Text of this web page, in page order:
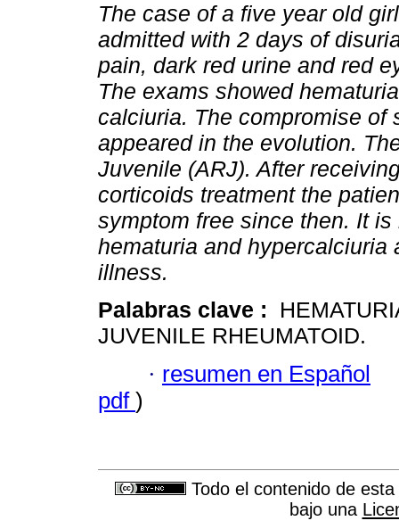
The case of a five year old
admitted with 2 days of
pain, dark red urine and red
The exams showed
calciuria. The compromise of
appeared in the evolution.
Juvenile (ARJ). After
corticoids treatment the
symptom free since then. It
hematuria and hypercalciuria
illness.
Palabras clave :
JUVENILE RHEUMATOID.
· resumen en Español
pdf )
Todo el contenido de
bajo una